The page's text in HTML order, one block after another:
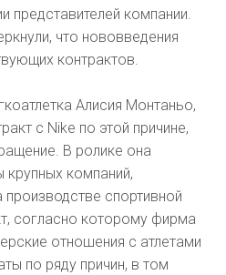
представителей компании.
что нововведения
контрактов.
Алисия Монтаньо,
с Nike по этой причине,
В ролике она
крупных компаний,
спортивной
согласно которому фирма
отношения с атлетами
по ряду причин, в том